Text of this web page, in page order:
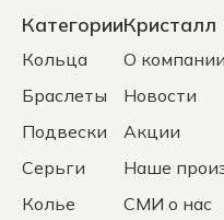
Категории
Кольца
Браслеты
Подвески
Серьги
Колье
О компании
Новости
Акции
Наше
СМИ о нас